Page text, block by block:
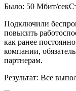
Было: 50 Мбит/сек
Подключили
повысить
как ранее
компании,
партнерам.
Результат: Все